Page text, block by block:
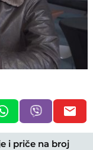
i priče na broj